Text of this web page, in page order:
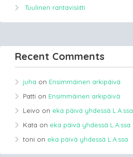
Tuulinen rantavisiitti
Recent Comments
juha on Ensimmäinen arkipäivä
Patti on Ensimmäinen arkipäivä
Leivo on eka päivä yhdessä L.A.ssa
Kata on eka päivä yhdessä L.A.ssa
toni on eka päivä yhdessä L.A.ssa